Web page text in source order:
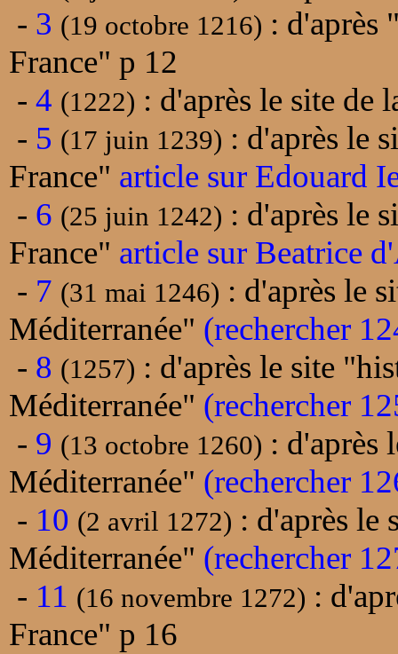
- 3 (19 octobre 1216) : d'après
France" p 12
- 4 (1222) : d'après le site
- 5 (17 juin 1239) : d'après le
France" article sur Edouard
- 6 (25 juin 1242) : d'après le
France" article sur Beatrice
- 7 (31 mai 1246) : d'après le
Méditerranée" (rechercher
- 8 (1257) : d'après le site
Méditerranée" (rechercher
- 9 (13 octobre 1260) : d'après
Méditerranée" (rechercher
- 10 (2 avril 1272) : d'après le
Méditerranée" (rechercher
- 11 (16 novembre 1272) :
France" p 16